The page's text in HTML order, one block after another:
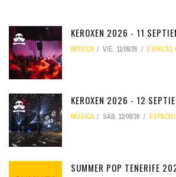
KEROXEN 2026 - 11
MÚSICA VIE, 11/09/26 ESPACIO
KEROXEN 2026 - 12
MÚSICA SÁB, 12/09/26
SUMMER POP TENERIFE